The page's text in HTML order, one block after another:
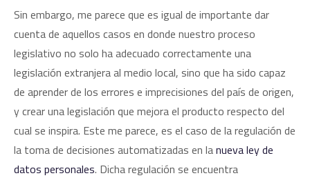
Sin embargo, me parece que es igual de importante dar
cuenta de aquellos casos en donde nuestro proceso
legislativo no solo ha adecuado correctamente una
legislación extranjera al medio local, sino que ha sido capaz
de aprender de los errores e imprecisiones del país de origen,
y crear una legislación que mejora el producto respecto del
cual se inspira. Este me parece, es el caso de la regulación de
la toma de decisiones automatizadas en lanueva ley de
datos personales. Dicha regulación se encuentra